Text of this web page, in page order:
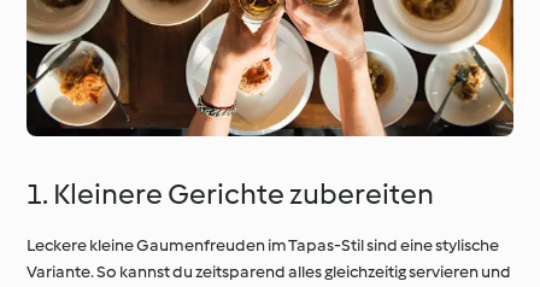
1. Kleinere Gerichte zubereiten
Leckere kleine Gaumenfreuden im Tapas-Stil sind eine stylische
Variante. So kannst du zeitsparend alles gleichzeitig servieren und